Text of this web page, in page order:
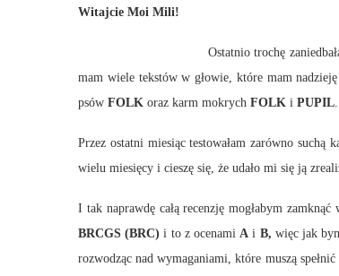
Witajcie Moi Mili!
Ostatnio trochę
mam wiele tekstów w głowie, które mam
psów FOLK oraz karm mokrych FOLK i PUPIL.
Przez ostatni miesiąc testowałam zarówno
wielu miesięcy i cieszę się, że udało mi się ją
I tak naprawdę całą recenzję mogłabym
BRCGS (BRC) i to z ocenamiA i B, więc jak
rozwodząc nad wymaganiami, które muszą